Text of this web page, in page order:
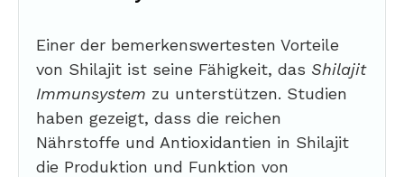
Einer der bemerkenswertesten Vorteile
von Shilajit ist seine Fähigkeit, das Shilajit
Immunsystem zu unterstützen. Studien
haben gezeigt, dass die reichen
Nährstoffe und Antioxidantien in Shilajit
die Produktion und Funktion von